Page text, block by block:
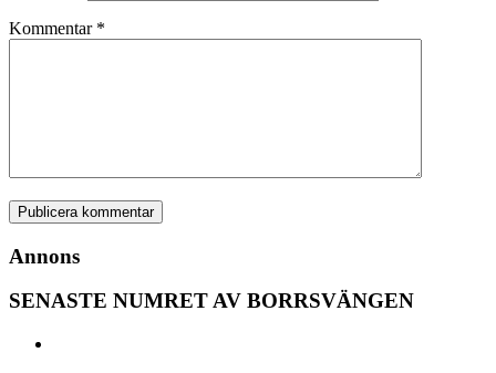
Kommentar *
Annons
SENASTE NUMRET AV BORRSVÄNGEN